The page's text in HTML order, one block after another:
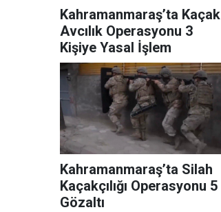
Kahramanmaraş’ta Kaçak
Avcılık Operasyonu 3
Kişiye Yasal İşlem
Kahramanmaraş’ta Silah
Kaçakçılığı Operasyonu 5
Gözaltı